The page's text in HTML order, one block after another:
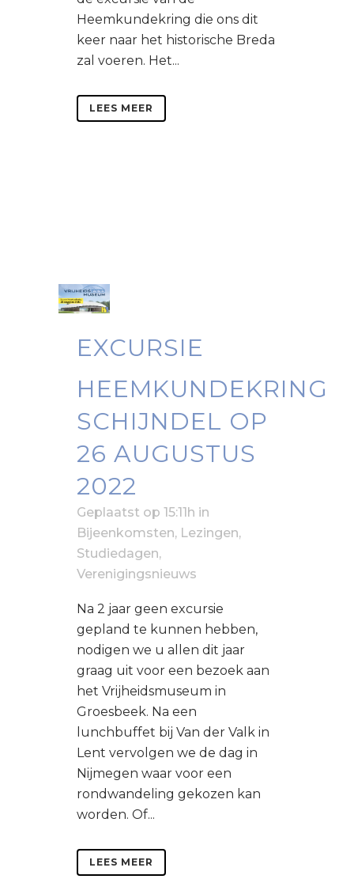
Heemkundekring die ons dit
keer naar het historische Breda
zal voeren. Het...
LEES MEER
EXCURSIE
HEEMKUNDEKRING
SCHIJNDEL OP
26 AUGUSTUS
2022
Geplaatst op 15:11h in
Bijeenkomsten, Lezingen,
Studiedagen,
Verenigingsnieuws
Na 2 jaar geen excursie
gepland te kunnen hebben,
nodigen we u allen dit jaar
graag uit voor een bezoek aan
het Vrijheidsmuseum in
Groesbeek. Na een
lunchbuffet bij Van der Valk in
Lent vervolgen we de dag in
Nijmegen waar voor een
rondwandeling gekozen kan
worden. Of...
LEES MEER